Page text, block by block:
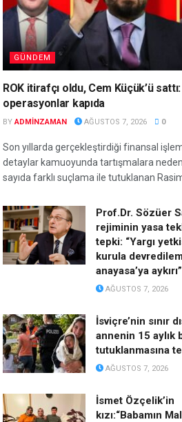
GÜNDEM
ROK itirafçı oldu, Cem Küçük’ü
operasyonlar kapıda
BY ADMINZAMAN AĞUSTOS 7, 2026 0
Son yıllarda gerçekleştirdiği finansal
detaylar kamuoyunda tartışmalara
sayıda farklı suçlama ile tutuklanan Rasim
Prof.Dr. Sözüer
rejiminin yasa
tepki: “Yargı
kurula
anayasa’ya aykırı”
AĞUSTOS 7, 2026
İsviçre’nin sınır
annenin 15 aylık
tutuklanmasına
AĞUSTOS 7, 2026
İsmet Özçelik’in
kızı:“Babamın